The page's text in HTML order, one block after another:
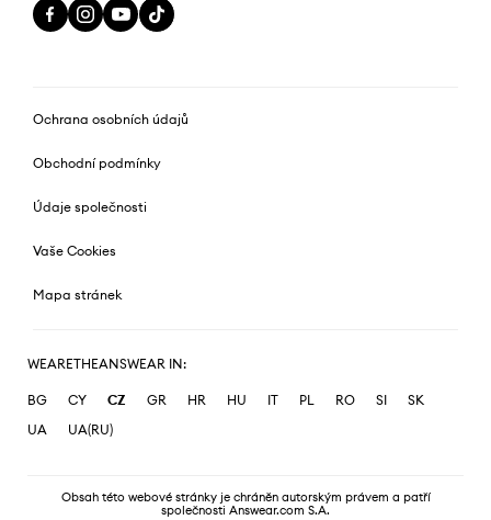
Ochrana osobních údajů
Obchodní podmínky
Údaje společnosti
Vaše Cookies
Mapa stránek
WEARETHEANSWEAR IN:
BG CY CZ GR HR HU IT PL RO SI
SK
UA
UA(RU)
Obsah této webové stránky je chráněn autorským právem a patří
společnosti Answear.com S.A.